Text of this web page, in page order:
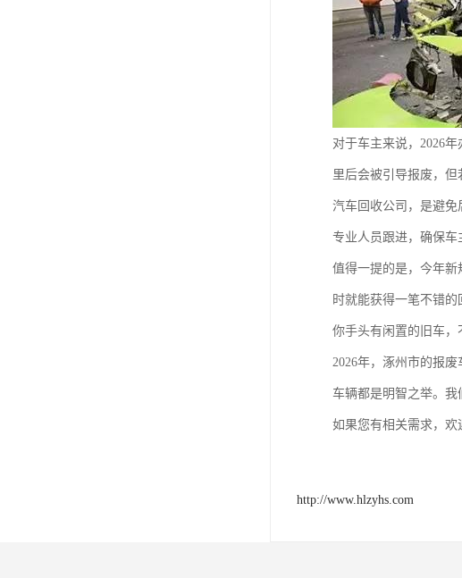
对于车主来说，2026
里后会被引导报废，
汽车回收公司，是避
专业人员跟进，确保车
值得一提的是，今年新
时就能获得一笔不错
你手头有闲置的旧车，
2026年，涿州市的报
车辆都是明智之举。我
如果您有相关需求，欢
http://www.hlzyhs.com